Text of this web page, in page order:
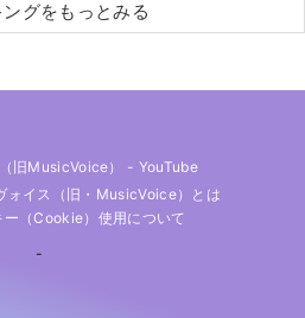
グをもっとみる
旧MusicVoice） - YouTube
ォイス（旧・MusicVoice）とは
ー（cookie）使用について
-